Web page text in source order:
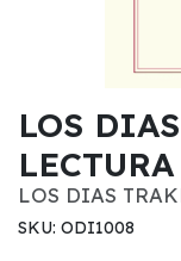
LOS
LECTURA
LOS DIAS
SKU: ODI1008